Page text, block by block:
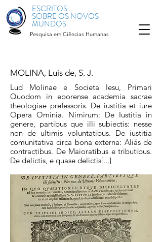
ESCRITOS
SOBRE OS NOVOS
MUNDOS
Pesquisa em Ciências Humanas
MOLINA, Luis de, S. J.
Lud Molinae e Societa Iesu, Primari
Quodom in eborense academia sacrae
theologiae prefessoris. De iustitia et iure
Opera Ominia. Nimirum: De Iustitia in
genere, partibus que illi subiectis: nesse
non de ultimis voluntatibus. De iustitia
comunitativa circa bona externa: Aliás de
contractibus. De Maioratibus e tributibus.
De delictis, e quase delictis[...]